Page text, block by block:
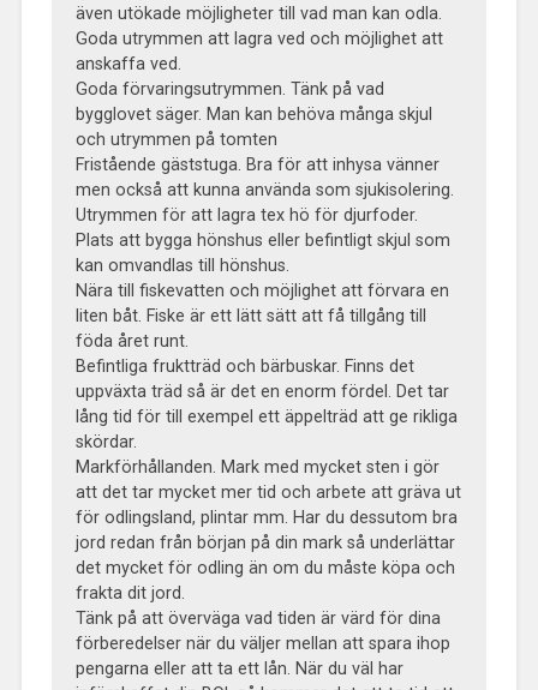
även utökade möjligheter till vad man kan odla.
Goda utrymmen att lagra ved och möjlighet att
anskaffa ved.
Goda förvaringsutrymmen. Tänk på vad
bygglovet säger. Man kan behöva många skjul
och utrymmen på tomten
Fristående gäststuga. Bra för att inhysa vänner
men också att kunna använda som sjukisolering.
Utrymmen för att lagra tex hö för djurfoder.
Plats att bygga hönshus eller befintligt skjul som
kan omvandlas till hönshus.
Nära till fiskevatten och möjlighet att förvara en
liten båt. Fiske är ett lätt sätt att få tillgång till
föda året runt.
Befintliga fruktträd och bärbuskar. Finns det
uppväxta träd så är det en enorm fördel. Det tar
lång tid för till exempel ett äppelträd att ge rikliga
skördar.
Markförhållanden. Mark med mycket sten i gör
att det tar mycket mer tid och arbete att gräva ut
för odlingsland, plintar mm. Har du dessutom bra
jord redan från början på din mark så underlättar
det mycket för odling än om du måste köpa och
frakta dit jord.
Tänk på att överväga vad tiden är värd för dina
förberedelser när du väljer mellan att spara ihop
pengarna eller att ta ett lån. När du väl har